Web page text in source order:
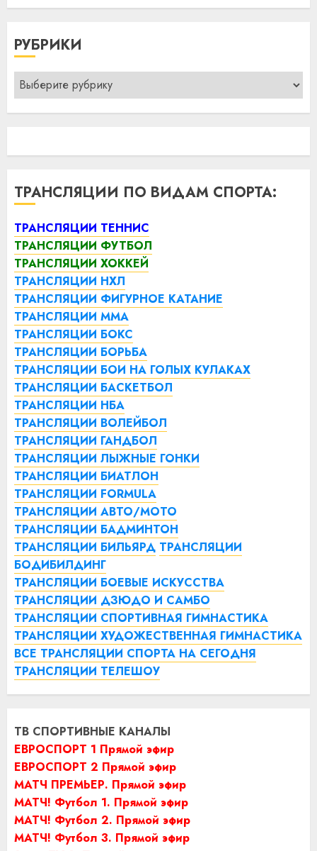
РУБРИКИ
Рубрики
ТРАНСЛЯЦИИ ПО ВИДАМ СПОРТА:
ТРАНСЛЯЦИИ ТЕННИС
ТРАНСЛЯЦИИ ФУТБОЛ
ТРАНСЛЯЦИИ ХОККЕЙ
ТРАНСЛЯЦИИ НХЛ
ТРАНСЛЯЦИИ ФИГУРНОЕ КАТАНИЕ
ТРАНСЛЯЦИИ ММА
ТРАНСЛЯЦИИ БОКС
ТРАНСЛЯЦИИ БОРЬБА
ТРАНСЛЯЦИИ БОИ НА ГОЛЫХ КУЛАКАХ
ТРАНСЛЯЦИИ БАСКЕТБОЛ
ТРАНСЛЯЦИИ НБА
ТРАНСЛЯЦИИ ВОЛЕЙБОЛ
ТРАНСЛЯЦИИ ГАНДБОЛ
ТРАНСЛЯЦИИ ЛЫЖНЫЕ ГОНКИ
ТРАНСЛЯЦИИ БИАТЛОН
ТРАНСЛЯЦИИ FORMULA
ТРАНСЛЯЦИИ АВТО/МОТО
ТРАНСЛЯЦИИ БАДМИНТОН
ТРАНСЛЯЦИИ БИЛЬЯРД ТРАНСЛЯЦИИ
БОДИБИЛДИНГ
ТРАНСЛЯЦИИ БОЕВЫЕ ИСКУССТВА
ТРАНСЛЯЦИИ ДЗЮДО И САМБО
ТРАНСЛЯЦИИ СПОРТИВНАЯ ГИМНАСТИКА
ТРАНСЛЯЦИИ ХУДОЖЕСТВЕННАЯ ГИМНАСТИКА
ВСЕ ТРАНСЛЯЦИИ СПОРТА НА СЕГОДНЯ
ТРАНСЛЯЦИИ ТЕЛЕШОУ
ТВ СПОРТИВНЫЕ КАНАЛЫ
ЕВРОСПОРТ 1 Прямой эфир
ЕВРОСПОРТ 2 Прямой эфир
МАТЧ ПРЕМЬЕР. Прямой эфир
МАТЧ! Футбол 1. Прямой эфир
МАТЧ! Футбол 2. Прямой эфир
МАТЧ! Футбол 3. Прямой эфир